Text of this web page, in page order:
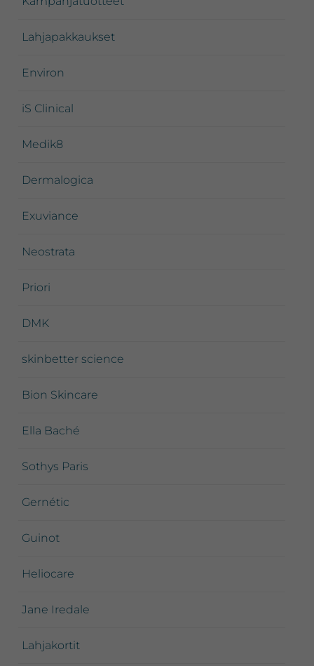
Lahjapakkaukset
Environ
iS Clinical
Medik8
Dermalogica
Exuviance
Neostrata
Priori
DMK
skinbetter science
Bion Skincare
Ella Baché
Sothys Paris
Gernétic
Guinot
Heliocare
Jane Iredale
Lahjakortit